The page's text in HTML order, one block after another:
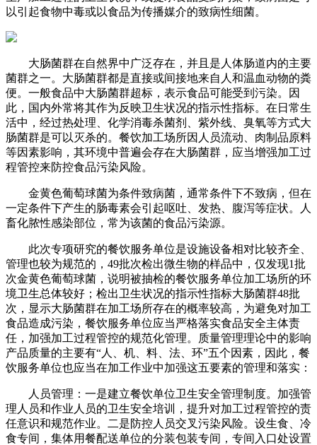
以引起食物中毒或以食品为传播媒介的致病性细菌。
大肠菌群在自然界中广泛存在，并且是人体肠道内的主要
菌群之一。大肠菌群都是直接或间接地来自人和温血动物的粪
便。一般食品中大肠菌群超标，表示食品可能受到污染。因
此，国内外常将其作为反映卫生状况的指示性指标。在日常生
活中，经过热处理、化学消毒杀菌剂、紫外线、臭氧等方式大
肠菌群是可以灭杀的。餐饮加工场所因人员流动、肉制品原料
等因素影响，其环境中普遍会存在大肠菌群，应当增强加工过
程管控来防控食品污染风险。
金黄色葡萄球菌为条件致病菌，通常条件下不致病，但在
一定条件下产生的肠毒素会引起呕吐、发热、腹泻等症状。人
畜化脓性感染部位，常为该菌的食品污染源。
此次专项研究的餐饮服务单位是设施设备相对比较齐全、
管理也较为规范的，49批次检出微生物的样品中，仅发现1批
次金黄色葡萄球菌，说明被抽检的餐饮服务单位加工场所的环
境卫生总体较好；检出卫生状况的指示性指标大肠菌群48批
次，显示大肠菌群在加工场所存在的概率较高，为避免对加工
食品造成污染，餐饮服务单位应当严格落实食品安全主体责
任，加强加工过程管控的规范化管理。质量管理理论中的影响
产品质量的主要有“人、机、料、法、环”五个因素，因此，餐
饮服务单位也应当在加工作业中加强这五要素的管理和落实：
人员管理：一是建立餐饮单位卫生安全管理制度。加强管
理人员和作业人员的卫生安全培训，提升对加工过程管控的责
任意识和规范作业。二是防控人员交叉污染风险。设生食、冷
食专间，集体用餐配送单位的分装包装专间，专间入口处设置